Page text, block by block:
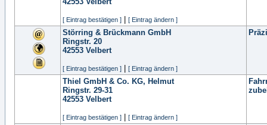
[ Eintrag bestätigen ] [ Eintrag ändern ]
Störring & Brückmann GmbH
Ringstr. 20
42553 Velbert
[ Eintrag bestätigen ] [ Eintrag ändern ]
Thiel GmbH & Co. KG, Helmut
Ringstr. 29-31
42553 Velbert
[ Eintrag bestätigen ] [ Eintrag ändern ]